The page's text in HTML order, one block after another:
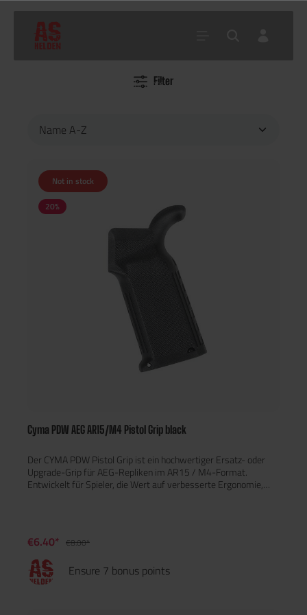
AttachmentsFilter
Not in stock
20%
Cyma PDW AEG AR15/M4 Pistol Grip black
Der CYMA PDW Pistol Grip ist ein hochwertiger Ersatz- oder
Upgrade-Grip für AEG-Repliken im AR15 / M4-Format.
Entwickelt für Spieler, die Wert auf verbesserte Ergonomie,
€6.40* €8.00*
Ensure 7 bonus points